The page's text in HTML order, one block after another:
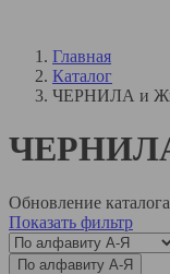
Главная
Каталог
ЧЕРНИЛА и
Обновление
Показать фильтр
По алфавиту А-Я